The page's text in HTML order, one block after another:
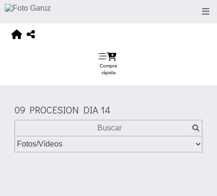
Compra
rápida
09 PROCESION DIA 14